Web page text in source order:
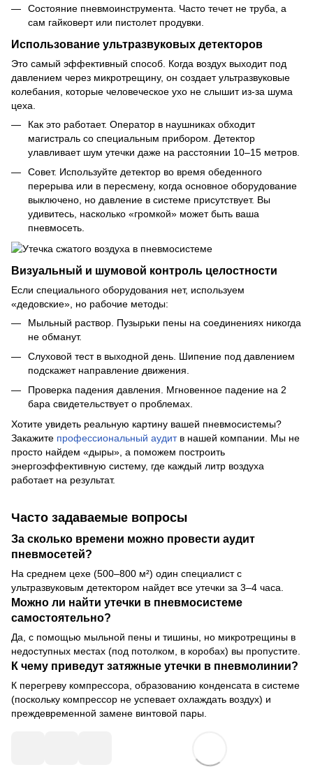
Состояние пневмоинструмента. Часто течет не труба, а
сам гайковерт или пистолет продувки.
Использование ультразвуковых детекторов
Это самый эффективный способ. Когда воздух выходит под
давлением через микротрещину, он создает ультразвуковые
колебания, которые человеческое ухо не слышит из-за шума
цеха.
Как это работает. Оператор в наушниках обходит
магистраль со специальным прибором. Детектор
улавливает шум утечки даже на расстоянии 10–15 метров.
Совет. Используйте детектор во время обеденного
перерыва или в пересмену, когда основное оборудование
выключено, но давление в системе присутствует. Вы
удивитесь, насколько «громкой» может быть ваша
пневмосеть.
Визуальный и шумовой контроль целостности
Если специального оборудования нет, используем
«дедовские», но рабочие методы:
Мыльный раствор. Пузырьки пены на соединениях никогда
не обманут.
Слуховой тест в выходной день. Шипение под давлением
подскажет направление движения.
Проверка падения давления. Мгновенное падение на 2
бара свидетельствует о проблемах.
Хотите увидеть реальную картину вашей пневмосистемы?
Закажите профессиональный аудитв нашей компании. Мы не
просто найдем «дыры», а поможем построить
энергоэффективную систему, где каждый литр воздуха
работает на результат.
Часто задаваемые вопросы
За сколько времени можно провести аудит
пневмосетей?
На среднем цехе (500–800 м²) один специалист с
ультразвуковым детектором найдет все утечки за 3–4 часа.
Можно ли найти утечки в пневмосистеме
самостоятельно?
Да, с помощью мыльной пены и тишины, но микротрещины в
недоступных местах (под потолком, в коробах) вы пропустите.
К чему приведут затяжные утечки в пневмолинии?
К перегреву компрессора, образованию конденсата в системе
(поскольку компрессор не успевает охлаждать воздух) и
преждевременной замене винтовой пары.